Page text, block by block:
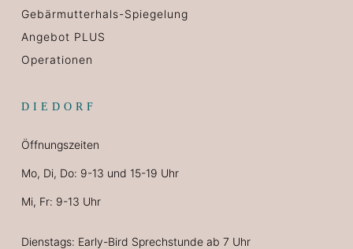
Gebärmutterhals-Spiegelung
Angebot PLUS
Operationen
DIEDORF
Öffnungszeiten
Mo, Di, Do: 9-13 und 15-19 Uhr
Mi, Fr: 9-13 Uhr
Dienstags: Early-Bird Sprechstunde ab 7 Uhr